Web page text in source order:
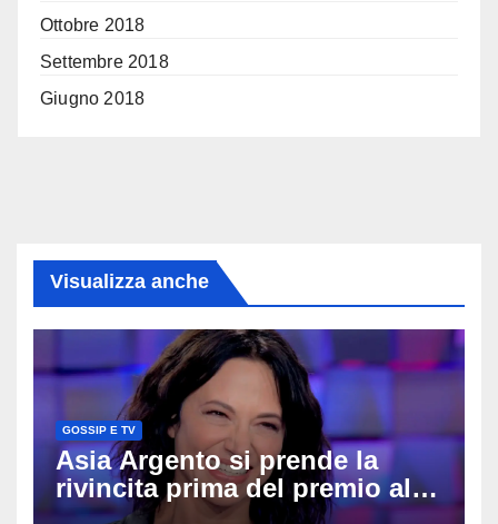
Ottobre 2018
Settembre 2018
Giugno 2018
Visualizza anche
GOSSIP E TV
Asia Argento si prende la
rivincita prima del premio alla
carriera: «Mi chiamano